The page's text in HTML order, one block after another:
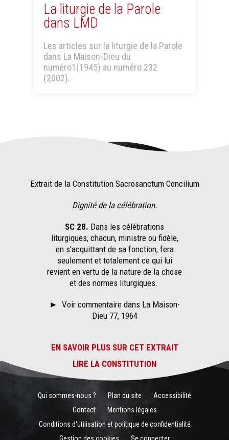
La liturgie de la Parole
dans LMD
Les articles sur la liturgie de la Parole
dans La Maison-Dieu du
numéro1(1945) au numéro 232
(2002).
Extrait de la Constitution Sacrosanctum Concilium
Dignité de la célébration.
SC 28. Dans les célébrations
liturgiques, chacun, ministre ou fidèle,
en s'acquittant de sa fonction, fera
seulement et totalement ce qui lui
revient en vertu de la nature de la chose
et des normes liturgiques.
► Voir commentaire dans La Maison-
Dieu 77, 1964
EN SAVOIR PLUS SUR CET EXTRAIT
LIRE LA CONSTITUTION
Qui sommes-nous ? Plan du site
Accessibilité
Contact
Mentions légales
Conditions d'utilisation et politique de confidentialité